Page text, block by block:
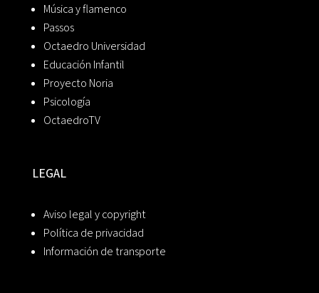
Música y flamenco
Passos
Octaedro Universidad
Educación Infantil
Proyecto Noria
Psicología
OctaedroTV
LEGAL
Aviso legal y copyright
Política de privacidad
Información de transporte